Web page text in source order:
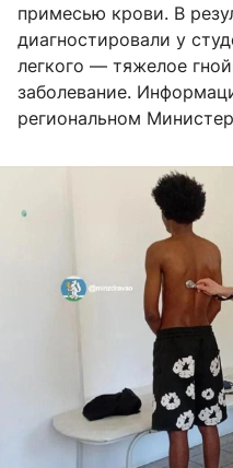
примесью крови. В
диагностировали у
легкого — тяжелое
заболевание.
региональном